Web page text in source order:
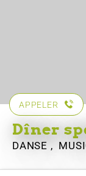
APPELER
Dîner
DANSE ,